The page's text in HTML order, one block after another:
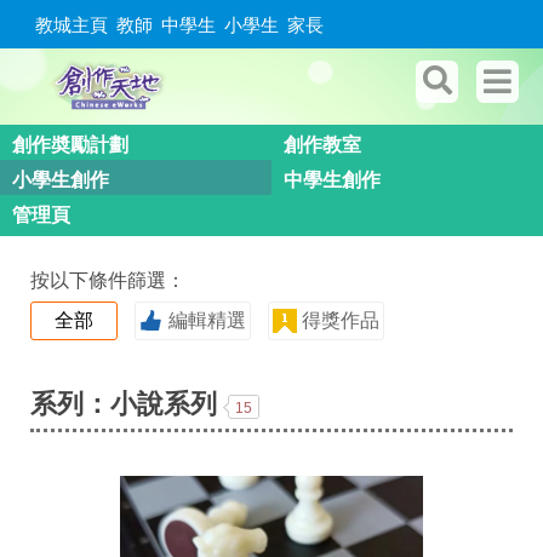
教城主頁 教師 中學生 小學生 家長
創作奬勵計劃
創作教室
小學生創作
中學生創作
管理頁
按以下條件篩選：
全部
編輯精選 得獎作品
系列：小說系列 15